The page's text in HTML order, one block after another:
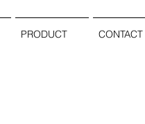
PRODUCT CONTACT